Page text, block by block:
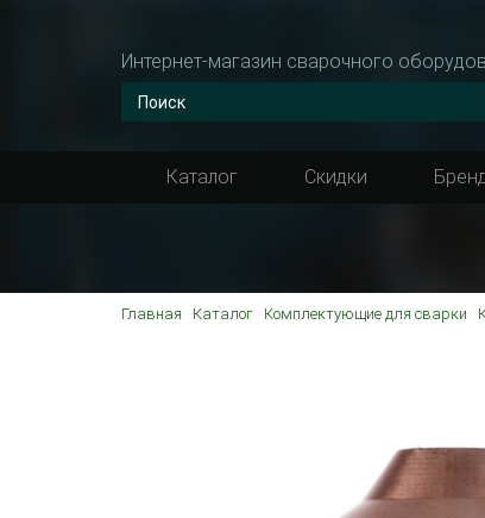
Интернет-магазин сварочного
Каталог Скидки
Главная Каталог Комплектующие для сварки